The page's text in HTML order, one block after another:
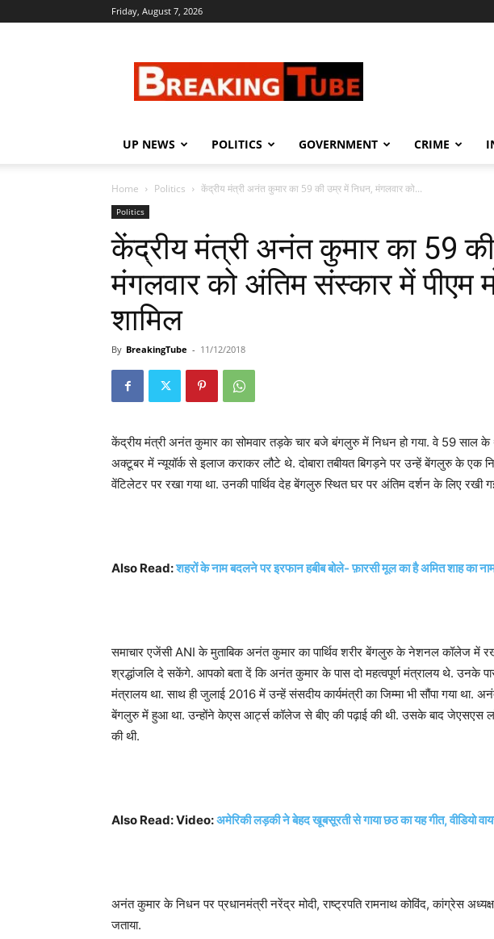
Friday, August 7, 2026
UP NEWS POLITICS GOVERNMENT CRIME
Home Politics केंद्रीय मंत्री अनंत कुमार का 59 की उम्र में निधन, मंगलवार को...
Politics
केंद्रीय मंत्री अनंत कुमार का 59
मंगलवार को अंतिम संस्कार में पीएम
शामिल
By BreakingTube - 11/12/2018
केंद्रीय मंत्री अनंत कुमार का सोमवार तड़के चार बजे बंगलुरु में निधन हो गया. वे 59 साल
अक्टूबर में न्यूयॉर्क से इलाज कराकर लौटे थे. दोबारा तबीयत बिगड़ने पर उन्हें बेंगलुरु के एक
वेंटिलेटर पर रखा गया था. उनकी पार्थिव देह बेंगलुरु स्थित घर पर अंतिम दर्शन के लिए रखी
Also Read:शहरों के नाम बदलने पर इरफान हबीब बोले- फ़ारसी मूल का है अमित शाह का
समाचार एजेंसी ANI के मुताबिक अनंत कुमार का पार्थिव शरीर बेंगलुरु के नेशनल कॉलेज में
श्रद्धांजलि दे सकेंगे. आपको बता दें कि अनंत कुमार के पास दो महत्वपूर्ण मंत्रालय थे. उनके
मंत्रालय था. साथ ही जुलाई 2016 में उन्हें संसदीय कार्यमंत्री का जिम्मा भी सौंपा गया
बेंगलुरु में हुआ था. उन्होंने केएस आर्ट्स कॉलेज से बीए की पढ़ाई की थी. उसके बाद जेएसएस
की थी.
Also Read: Video:अमेरिकी लड़की ने बेहद खूबसूरती से गाया छठ का यह गीत, वीडियो
अनंत कुमार के निधन पर प्रधानमंत्री नरेंद्र मोदी, राष्ट्रपति रामनाथ कोविंद, कांग्रेस
जताया.